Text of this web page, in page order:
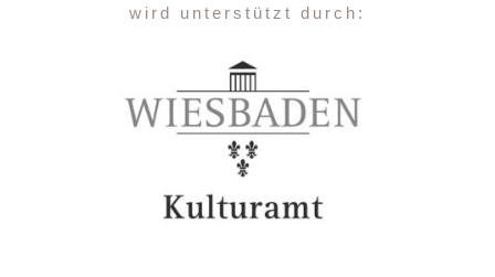
wird unterstützt durch: